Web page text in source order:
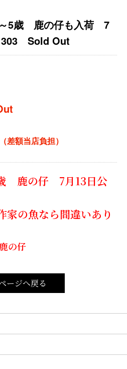
～5歳 鹿の仔も入荷 7
Sold Out
差額当店負担）
鹿の仔 7月13日公
家の魚なら間違いあり
の仔
ージへ戻る